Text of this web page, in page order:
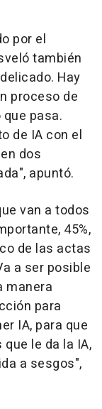
por el
también
Hay
proceso de
pasa.
de IA con el
dos
apuntó.
van a todos
45%,
de las actas
a ser posible
manera
para
IA, para que
le da la IA,
a sesgos",